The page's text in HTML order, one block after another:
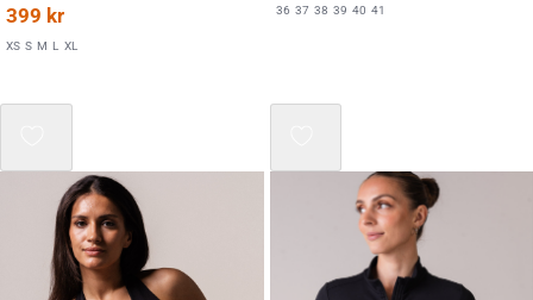
399 kr
XS S M L XL
36 37 38 39 40 41
Mix 3 for 2